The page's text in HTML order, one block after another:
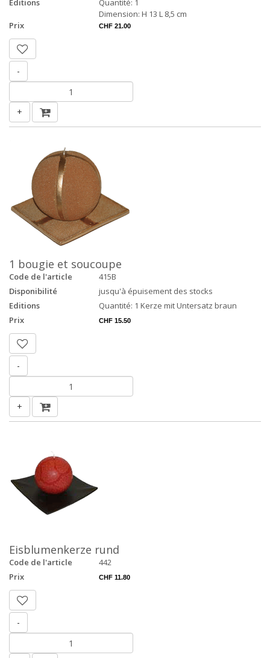
Editions
Quantité: 1
Dimension: H 13 L 8,5 cm
Prix
CHF 21.00
-
+
1 bougie et soucoupe
Code de l'article
415B
Disponibilité
jusqu'à épuisement des stocks
Editions
Quantité: 1 Kerze mit Untersatz braun
Prix
CHF 15.50
-
+
Eisblumenkerze rund
Code de l'article
442
Prix
CHF 11.80
-